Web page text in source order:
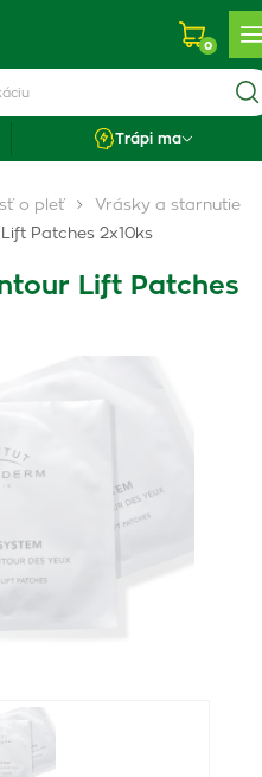
0
Trápi ma
o pleť
Vrásky a starnutie
Patches 2x10ks
Lift Patches